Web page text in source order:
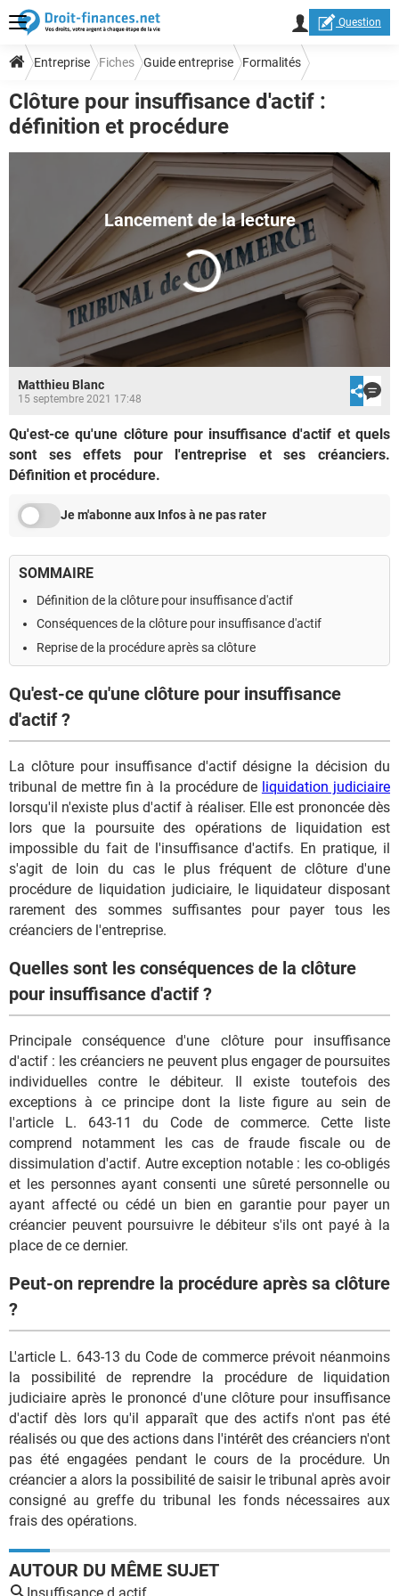
Question
Entreprise Fiches Guide entreprise Formalités
Droit et procédures collectives
Clôture pour insuffisance d'actif :
définition et procédure
Matthieu Blanc
15 septembre 2021 17:48
Qu'est-ce qu'une clôture pour insuffisance d'actif et quels
sont ses effets pour l'entreprise et ses créanciers.
Définition et procédure.
Je m'abonne aux Infos à ne pas rater
SOMMAIRE
Définition de la clôture pour insuffisance d'actif
Conséquences de la clôture pour insuffisance d'actif
Reprise de la procédure après sa clôture
Qu'est-ce qu'une clôture pour insuffisance
d'actif ?
La clôture pour insuffisance d'actif désigne la décision du
tribunal de mettre fin à la procédure de liquidation judiciaire
lorsqu'il n'existe plus d'actif à réaliser. Elle est prononcée dès
lors que la poursuite des opérations de liquidation est
impossible du fait de l'insuffisance d'actifs. En pratique, il
s'agit de loin du cas le plus fréquent de clôture d'une
procédure de liquidation judiciaire, le liquidateur disposant
rarement des sommes suffisantes pour payer tous les
créanciers de l'entreprise.
Quelles sont les conséquences de la clôture
pour insuffisance d'actif ?
Principale conséquence d'une clôture pour insuffisance
d'actif : les créanciers ne peuvent plus engager de poursuites
individuelles contre le débiteur. Il existe toutefois des
exceptions à ce principe dont la liste figure au sein de
l'article L. 643-11 du Code de commerce. Cette liste
comprend notamment les cas de fraude fiscale ou de
dissimulation d'actif. Autre exception notable : les co-obligés
et les personnes ayant consenti une sûreté personnelle ou
ayant affecté ou cédé un bien en garantie pour payer un
créancier peuvent poursuivre le débiteur s'ils ont payé à la
place de ce dernier.
Peut-on reprendre la procédure après sa clôture
?
L'article L. 643-13 du Code de commerce prévoit néanmoins
la possibilité de reprendre la procédure de liquidation
judiciaire après le prononcé d'une clôture pour insuffisance
d'actif dès lors qu'il apparaît que des actifs n'ont pas été
réalisés ou que des actions dans l'intérêt des créanciers n'ont
pas été engagées pendant le cours de la procédure. Un
créancier a alors la possibilité de saisir le tribunal après avoir
consigné au greffe du tribunal les fonds nécessaires aux
frais des opérations.
AUTOUR DU MÊME SUJET
Insuffisance d actif